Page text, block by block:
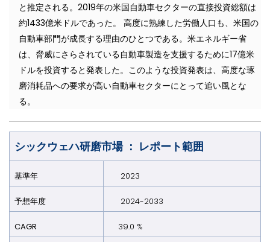
と推定される。2019年の米国自動車セクターの直接投資総額は
約1433億米ドルであった。 高度に熟練した労働人口も、米国の
自動車部門が成長する理由のひとつである。米エネルギー省
は、脅威にさらされている自動車製造を支援するために17億米
ドルを投資すると発表した。このような投資発表は、高度な琢
磨消耗品への要求が高い自動車セクターにとって追い風とな
る。
シックウェハ研磨市場 ： レポート範囲
基準年 2023
予想年度 2024-2033
CAGR 39.0 %